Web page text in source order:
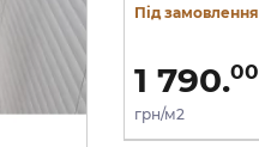
Під замовлення
1 790.00
грн/м2